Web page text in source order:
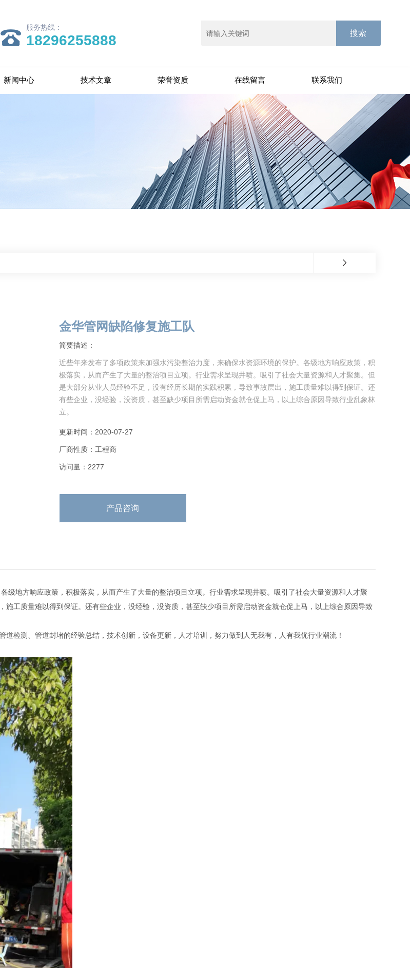
服务热线：
18296255888
新闻中心 技术文章 荣誉资质 在线留言 联系我们
金华管网缺陷修复施工队
简要描述：
近些年来发布了多项政策来加强水污染整治力度，来确保水资源环境的保护。各级地方响应政策，积
极落实，从而产生了大量的整治项目立项。行业需求呈现井喷。吸引了社会大量资源和人才聚集。但
是大部分从业人员经验不足，没有经历长期的实践积累，导致事故层出，施工质量难以得到保证。还
有些企业，没经验，没资质，甚至缺少项目所需启动资金就仓促上马，以上综合原因导致行业乱象林
立。
更新时间：2020-07-27
厂商性质：工程商
访问量：2277
产品咨询
级地方响应政策，积极落实，从而产生了大量的整治项目立项。行业需求呈现井喷。吸引了社会大量资源和人才聚
工质量难以得到保证。还有些企业，没经验，没资质，甚至缺少项目所需启动资金就仓促上马，以上综合原因导致
检测、管道封堵的经验总结，技术创新，设备更新，人才培训，努力做到人无我有，人有我优行业潮流！